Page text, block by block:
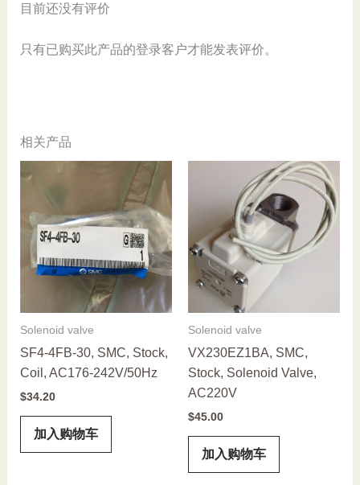
目前还没有评价
只有已购买此产品的登录客户才能发表评价。
相关产品
Solenoid valve
SF4-4FB-30, SMC, Stock,
Coil, AC176-242V/50Hz
$34.20
加入购物车
Solenoid valve
VX230EZ1BA, SMC,
Stock, Solenoid Valve,
AC220V
$45.00
加入购物车